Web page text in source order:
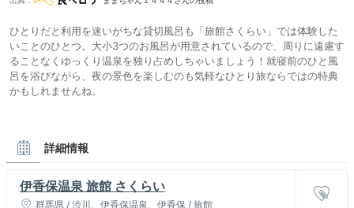
ひとりだと利用を迷いがちな貸切風呂も「旅館さくらい」では体験した
いことのひとつ。大小3つのお風呂が用意されているので、周りに遠慮す
ることなくゆっくり温泉を独り占めしちゃいましょう！就寝前のひと風
呂を浴びながら、夜の景色を楽しむのも気軽なひとり旅ならではの特典
かもしれませんね。
詳細情報
伊香保温泉 旅館 さくらい
群馬県 / 渋川、伊香保温泉、伊香保 / 旅館